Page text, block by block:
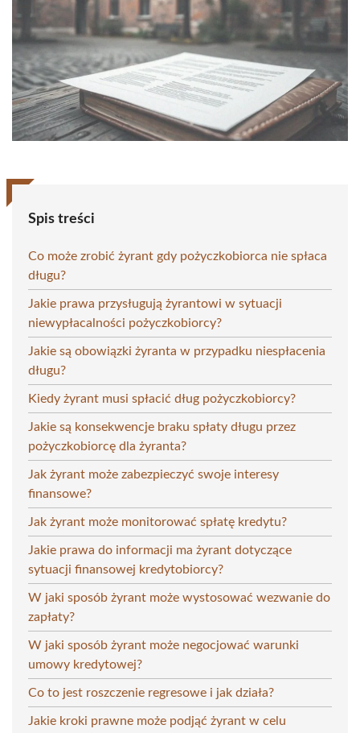
Spis treści
Co może zrobić żyrant gdy pożyczkobiorca nie spłaca
długu?
Jakie prawa przysługują żyrantowi w sytuacji
niewypłacalności pożyczkobiorcy?
Jakie są obowiązki żyranta w przypadku niespłacenia
długu?
Kiedy żyrant musi spłacić dług pożyczkobiorcy?
Jakie są konsekwencje braku spłaty długu przez
pożyczkobiorcę dla żyranta?
Jak żyrant może zabezpieczyć swoje interesy
finansowe?
Jak żyrant może monitorować spłatę kredytu?
Jakie prawa do informacji ma żyrant dotyczące
sytuacji finansowej kredytobiorcy?
W jaki sposób żyrant może wystosować wezwanie do
zapłaty?
W jaki sposób żyrant może negocjować warunki
umowy kredytowej?
Co to jest roszczenie regresowe i jak działa?
Jakie kroki prawne może podjąć żyrant w celu